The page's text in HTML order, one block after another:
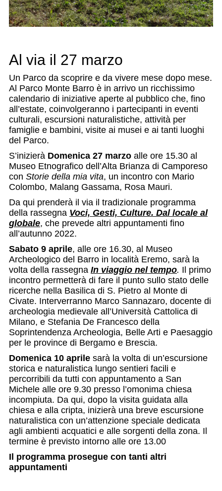
Al via il 27 marzo
Un Parco da scoprire e da vivere mese dopo mese.
Al Parco Monte Barro è in arrivo un ricchissimo
calendario di iniziative aperte al pubblico che, fino
all’estate, coinvolgeranno i partecipanti in eventi
culturali, escursioni naturalistiche, attività per
famiglie e bambini, visite ai musei e ai tanti luoghi
del Parco.
S’inizierà Domenica 27 marzo alle ore 15.30 al
Museo Etnografico dell’Alta Brianza di Camporeso
con Storie della mia vita, un incontro con Mario
Colombo, Malang Gassama, Rosa Mauri.
Da qui prenderà il via il tradizionale programma
della rassegna Voci, Gesti, Culture. Dal locale al
globale, che prevede altri appuntamenti fino
all’autunno 2022.
Sabato 9 aprile, alle ore 16.30, al Museo
Archeologico del Barro in località Eremo, sarà la
volta della rassegna In viaggio nel tempo. Il primo
incontro permetterà di fare il punto sullo stato delle
ricerche nella Basilica di S. Pietro al Monte di
Civate. Interverranno Marco Sannazaro, docente di
archeologia medievale all’Università Cattolica di
Milano, e Stefania De Francesco della
Soprintendenza Archeologia, Belle Arti e Paesaggio
per le province di Bergamo e Brescia.
Domenica 10 aprile sarà la volta di un’escursione
storica e naturalistica lungo sentieri facili e
percorribili da tutti con appuntamento a San
Michele alle ore 9.30 presso l’omonima chiesa
incompiuta. Da qui, dopo la visita guidata alla
chiesa e alla cripta, inizierà una breve escursione
naturalistica con un’attenzione speciale dedicata
agli ambienti acquatici e alle sorgenti della zona. Il
termine è previsto intorno alle ore 13.00
Il programma prosegue con tanti altri
appuntamenti